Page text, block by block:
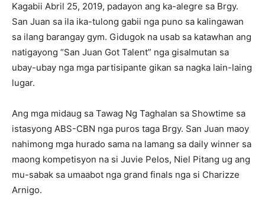
Kagabii Abril 25, 2019, padayon ang ka-alegre sa Brgy.
San Juan sa ila ika-tulong gabii nga puno sa kalingawan
sa ilang barangay gym. Gidugok na usab sa katawhan ang
natigayong “San Juan Got Talent” nga gisalmutan sa
ubay-ubay nga mga partisipante gikan sa nagka lain-laing
lugar.
Ang mga midaug sa Tawag Ng Taghalan sa Showtime sa
istasyong ABS-CBN nga puros taga Brgy. San Juan maoy
nahimong mga hurado sama na lamang sa daily winner sa
maong kompetisyon na si Juvie Pelos, Niel Pitang ug ang
mu-sabak sa umaabot nga grand finals nga si Charizze
Arnigo.